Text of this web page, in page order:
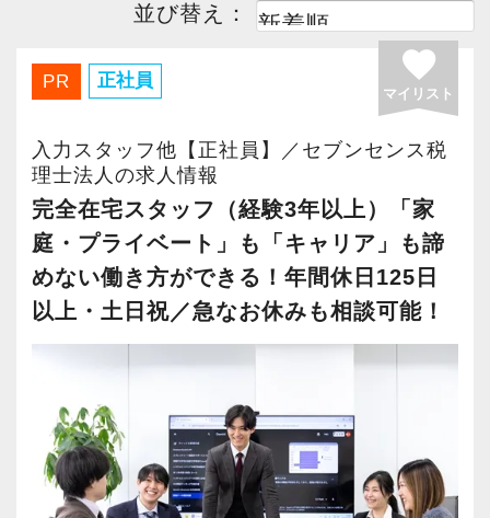
並び替え：
PR 正社員 favorite
マイリスト
入力スタッフ他【正社員】／セブンセンス税
理士法人の求人情報
完全在宅スタッフ（経験3年以上）「家
庭・プライベート」も「キャリア」も諦
めない働き方ができる！年間休日125日
以上・土日祝／急なお休みも相談可能！